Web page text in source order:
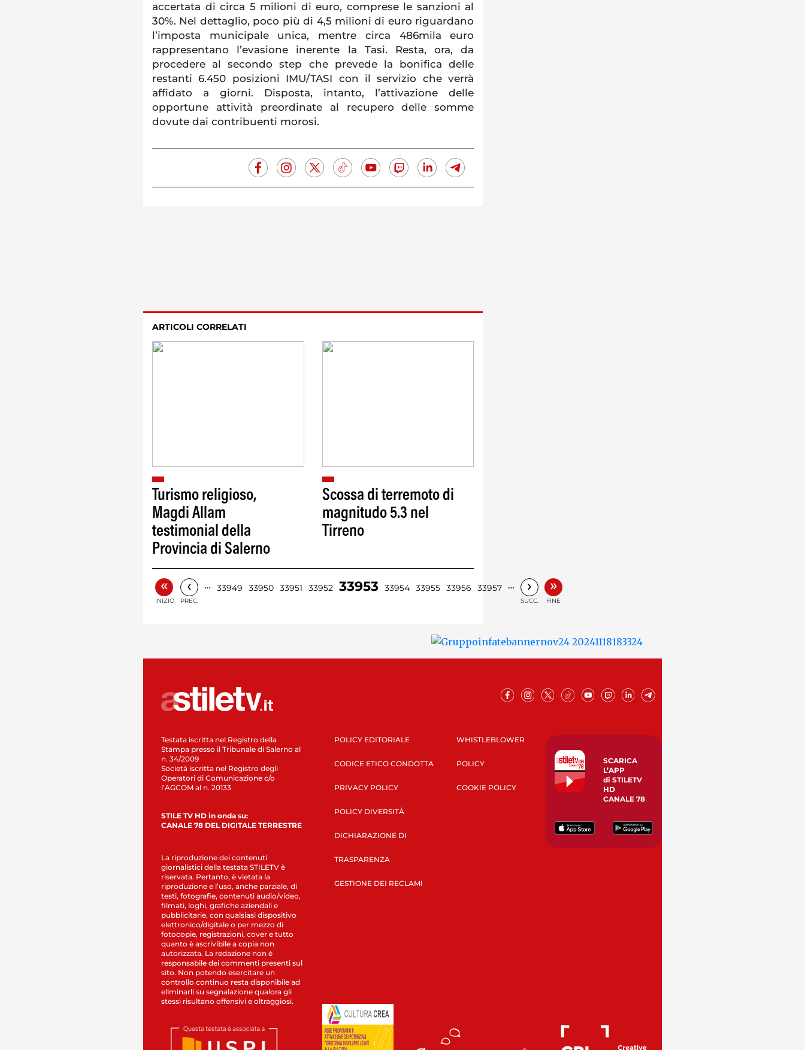
accertata di circa 5 milioni di euro, comprese le sanzioni al
30%. Nel dettaglio, poco più di 4,5 milioni di euro riguardano
l’imposta municipale unica, mentre circa 486mila euro
rappresentano l’evasione inerente la Tasi. Resta, ora, da
procedere al secondo step che prevede la bonifica delle
restanti 6.450 posizioni IMU/TASI con il servizio che verrà
affidato a giorni. Disposta, intanto, l’attivazione delle
opportune attività preordinate al recupero delle somme
dovute dai contribuenti morosi.
ARTICOLI CORRELATI
Turismo religioso,
Magdi Allam
testimonial della
Provincia di Salerno
Scossa di terremoto di
magnitudo 5.3 nel
Tirreno
«
INIZIO
‹
PREC.
… 33949 33950 33951 33952 33953 33954 33955 33956 33957 … ›
SUCC.
»
FINE
Testata iscritta nel Registro della
Stampa presso il Tribunale di Salerno al
n. 34/2009
Società iscritta nel Registro degli
Operatori di Comunicazione c/o
l’AGCOM al n. 20133
STILE TV HD in onda su:
CANALE 78 DEL DIGITALE TERRESTRE
La riproduzione dei contenuti
giornalistici della testata STILETV è
riservata. Pertanto, è vietata la
riproduzione e l’uso, anche parziale, di
testi, fotografie, contenuti audio/video,
filmati, loghi, grafiche aziendali e
pubblicitarie, con qualsiasi dispositivo
elettronico/digitale o per mezzo di
fotocopie, registrazioni, cover e tutto
quanto è ascrivibile a copia non
autorizzata. La redazione non è
responsabile dei commenti presenti sul
sito. Non potendo esercitare un
controllo continuo resta disponibile ad
eliminarli su segnalazione qualora gli
stessi risultano offensivi e oltraggiosi.
POLICY EDITORIALE
CODICE ETICO CONDOTTA
PRIVACY POLICY
POLICY DIVERSITÀ
DICHIARAZIONE DI
TRASPARENZA
GESTIONE DEI RECLAMI
WHISTLEBLOWER
POLICY
COOKIE POLICY
SCARICA
L’APP
di STILETV
HD
CANALE 78